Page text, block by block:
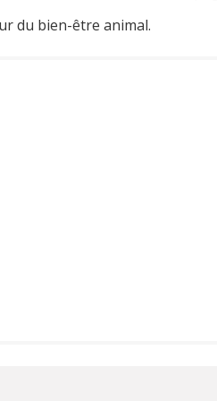
du bien-être animal.